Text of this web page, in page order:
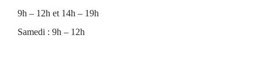
9h – 12h et 14h – 19h
Samedi : 9h – 12h